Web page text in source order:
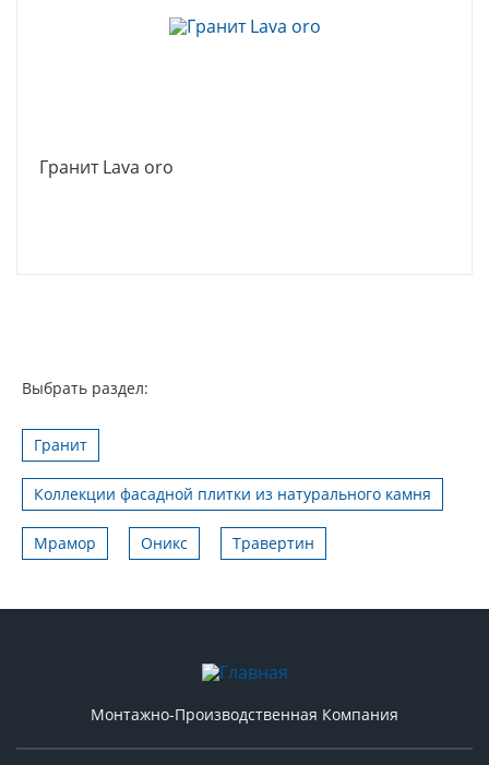
Гранит Lava oro
Выбрать раздел:
Гранит
Коллекции фасадной плитки из натурального камня
Мрамор Оникс Травертин
Монтажно-Производственная Компания